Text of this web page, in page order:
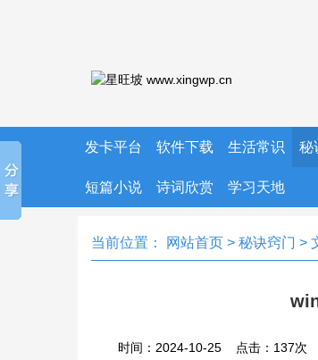
发卡平台 软件下载 生活常识 秘
短篇小说 诗词欣赏 学习天地
当前位置： 网站首页 > 秘诀窍门 >
时间：2024-10-25 点击： 137次